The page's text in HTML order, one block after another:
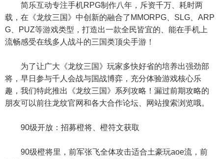
简乐互动专注手机RPG制作八年，斥资千万、耗时两
载，在《龙纹三国》中创新的融合了MMORPG、SLG、ARP
G、PUZ等游戏类型，打造出一款全民皆宜的、能在手机上
流畅感受在线多人战斗的三国类顶尖手游！
为了让广大《龙纹三国》玩家多快好省的培养出强劲部
将，早日参与千人会战与国战博弈，充分体验游戏核心乐
趣，我们特此推出《龙纹三国》系列攻略！漏过前期攻略的
朋友可以前往龙纹官网和各大合作论坛、网站搜索浏览哦。
90级开放：招募橙将、橙符文获取
90级橙将里，前军张飞全体攻击适合土豪玩aoe流，前